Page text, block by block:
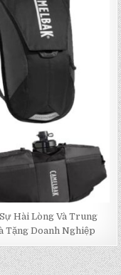
Hài Lòng Và Trung
Tặng Doanh Nghiệp